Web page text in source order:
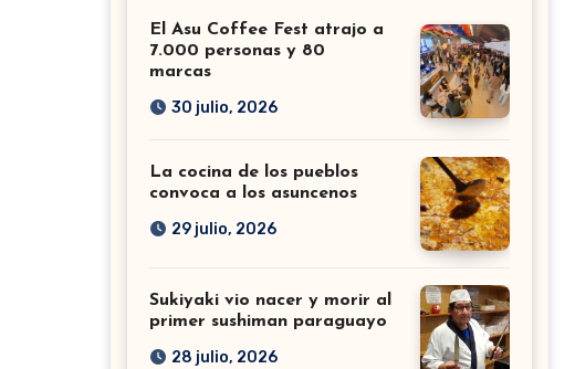
El Asu Coffee Fest atrajo a
7.000 personas y 80
marcas
30 julio, 2026
La cocina de los pueblos
convoca a los asuncenos
29 julio, 2026
Sukiyaki vio nacer y morir al
primer sushiman paraguayo
28 julio, 2026